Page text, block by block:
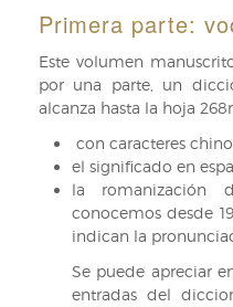
Miguel
Roca,
h.
309r
Primera parte:
Este volumen
por una parte, un
alcanza hasta la hoja 268r
con caracteres
el significado en
la romanización
conocemos desde
indican la
Se puede apreciar
entradas del